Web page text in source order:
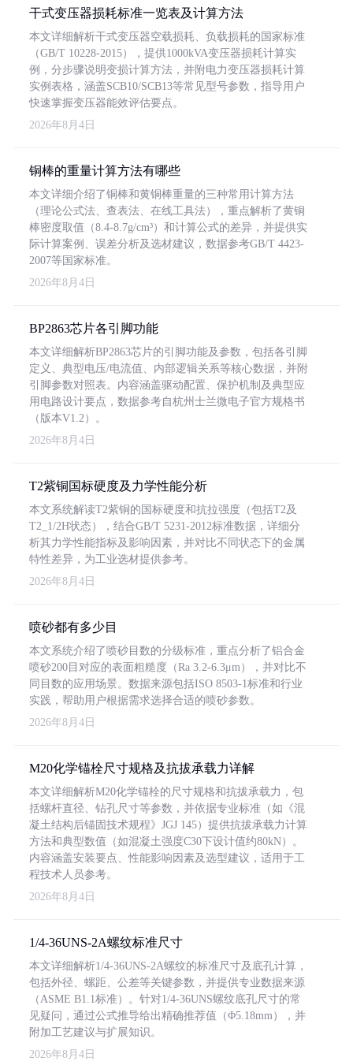
干式变压器损耗标准一览表及计算方法
本文详细解析干式变压器空载损耗、负载损耗的国家标准
（GB/T 10228-2015），提供1000kVA变压器损耗计算实
例，分步骤说明变损计算方法，并附电力变压器损耗计算
实例表格，涵盖SCB10/SCB13等常见型号参数，指导用户
快速掌握变压器能效评估要点。
2026年8月4日
铜棒的重量计算方法有哪些
本文详细介绍了铜棒和黄铜棒重量的三种常用计算方法
（理论公式法、查表法、在线工具法），重点解析了黄铜
棒密度取值（8.4-8.7g/cm³）和计算公式的差异，并提供实
际计算案例、误差分析及选材建议，数据参考GB/T 4423-
2007等国家标准。
2026年8月4日
BP2863芯片各引脚功能
本文详细解析BP2863芯片的引脚功能及参数，包括各引脚
定义、典型电压/电流值、内部逻辑关系等核心数据，并附
引脚参数对照表。内容涵盖驱动配置、保护机制及典型应
用电路设计要点，数据参考自杭州士兰微电子官方规格书
（版本V1.2）。
2026年8月4日
T2紫铜国标硬度及力学性能分析
本文系统解读T2紫铜的国标硬度和抗拉强度（包括T2及
T2_1/2H状态），结合GB/T 5231-2012标准数据，详细分
析其力学性能指标及影响因素，并对比不同状态下的金属
特性差异，为工业选材提供参考。
2026年8月4日
喷砂都有多少目
本文系统介绍了喷砂目数的分级标准，重点分析了铝合金
喷砂200目对应的表面粗糙度（Ra 3.2-6.3μm），并对比不
同目数的应用场景。数据来源包括ISO 8503-1标准和行业
实践，帮助用户根据需求选择合适的喷砂参数。
2026年8月4日
M20化学锚栓尺寸规格及抗拔承载力详解
本文详细解析M20化学锚栓的尺寸规格和抗拔承载力，包
括螺杆直径、钻孔尺寸等参数，并依据专业标准（如《混
凝土结构后锚固技术规程》JGJ 145）提供抗拔承载力计算
方法和典型数值（如混凝土强度C30下设计值约80kN）。
内容涵盖安装要点、性能影响因素及选型建议，适用于工
程技术人员参考。
2026年8月4日
1/4-36UNS-2A螺纹标准尺寸
本文详细解析1/4-36UNS-2A螺纹的标准尺寸及底孔计算，
包括外径、螺距、公差等关键参数，并提供专业数据来源
（ASME B1.1标准）。针对1/4-36UNS螺纹底孔尺寸的常
见疑问，通过公式推导给出精确推荐值（Φ5.18mm），并
附加工艺建议与扩展知识。
2026年8月4日